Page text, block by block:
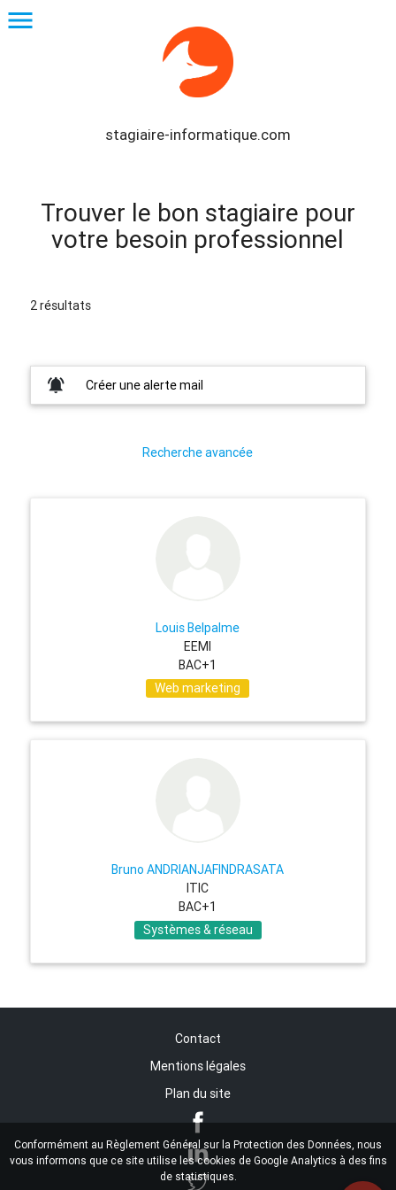
Conformément au Règlement Général sur la Protection des Données, nous
vous informons que ce site utilise les cookies de Google Analytics à des fins
de statistiques.
menu
stagiaire-informatique.com
Trouver le bon stagiaire pour
votre besoin professionnel
2 résultats
notifications_active Créer une alerte mail
Recherche avancée
Louis Belpalme
EEMI
BAC+1
Web marketing
Bruno ANDRIANJAFINDRASATA
ITIC
BAC+1
Systèmes & réseau
Contact
Mentions légales
Plan du site